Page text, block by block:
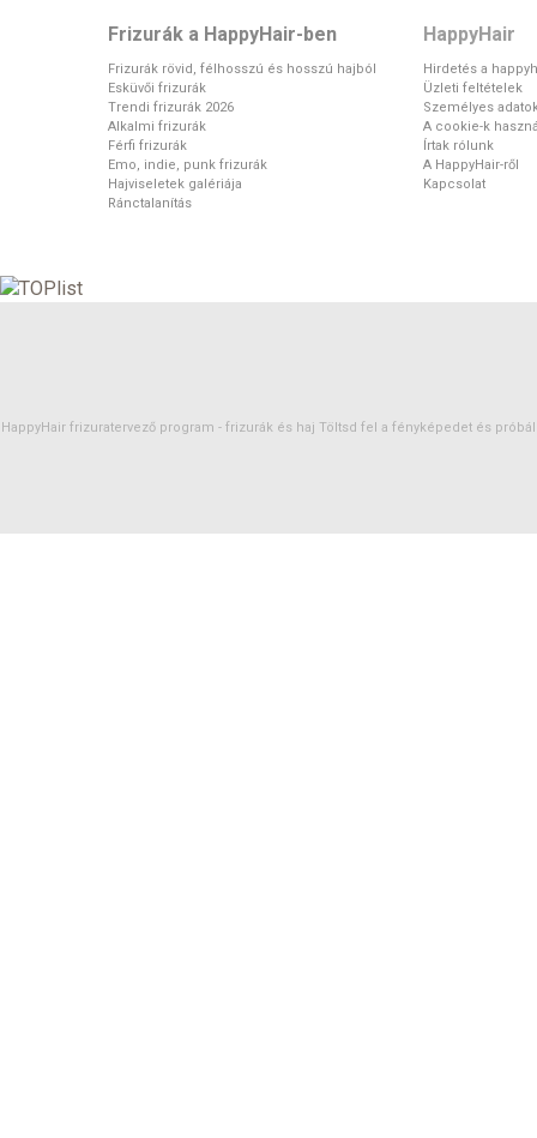
Frizurák a HappyHair-ben
Frizurák rövid, félhosszú és hosszú hajból
Esküvői frizurák
Trendi frizurák 2026
Alkalmi frizurák
Férfi frizurák
Emo, indie, punk frizurák
Hajviseletek galériája
Ránctalanítás
HappyHair
Hirdetés a
Üzleti feltételek
Személyes
A cookie-k
Írtak rólunk
A HappyHair-ről
Kapcsolat
HappyHair frizuratervező program - frizurák és haj Töltsd fel a fényképedet és